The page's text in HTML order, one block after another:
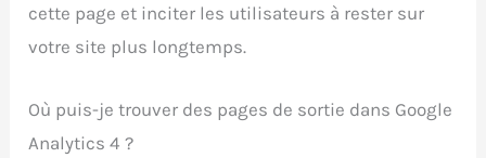
cette page et inciter les utilisateurs à rester sur
votre site plus longtemps.
Où puis-je trouver des pages de sortie dans Google
Analytics 4 ?